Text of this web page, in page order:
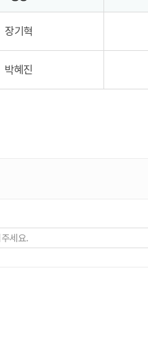
장기혁
박혜진